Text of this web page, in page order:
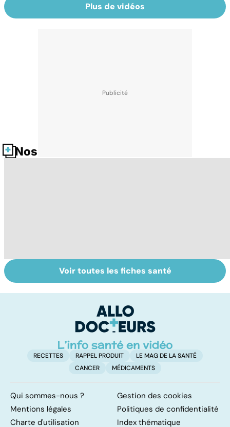
Plus de vidéos
Nos fiches santé
Tout savoir sur
les maux du froid
Grand froid : nos
conseils
Voir toutes les fiches santé
RECETTES RAPPEL PRODUIT
LE MAG DE LA SANTÉ
CANCER
MÉDICAMENTS
Qui sommes-nous ?
Gestion des cookies
Mentions légales
Politiques de confidentialité
Charte d'utilisation
Index thématique